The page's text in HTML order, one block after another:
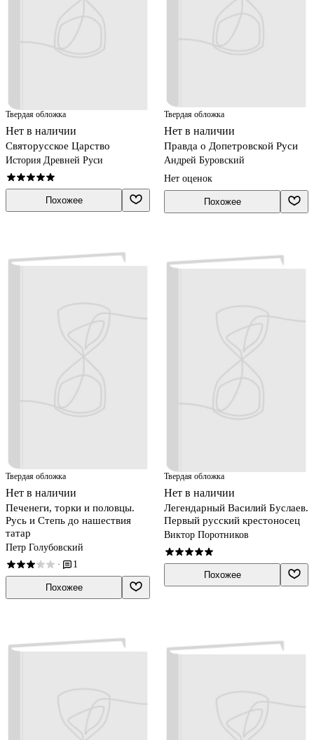
Твердая обложка
Нет в наличии
Святорусское Царство
История Древней Руси
Похожее
Твердая обложка
Нет в наличии
Правда о Допетровской Руси
Андрей Буровский
Нет оценок
Похожее
Твердая обложка
Нет в наличии
Печенеги, торки и половцы.
Русь и Степь до нашествия
татар
Петр Голубовский
· 1
Похожее
Твердая обложка
Нет в наличии
Легендарный Василий Буслаев.
Первый русский крестоносец
Виктор Поротников
Похожее